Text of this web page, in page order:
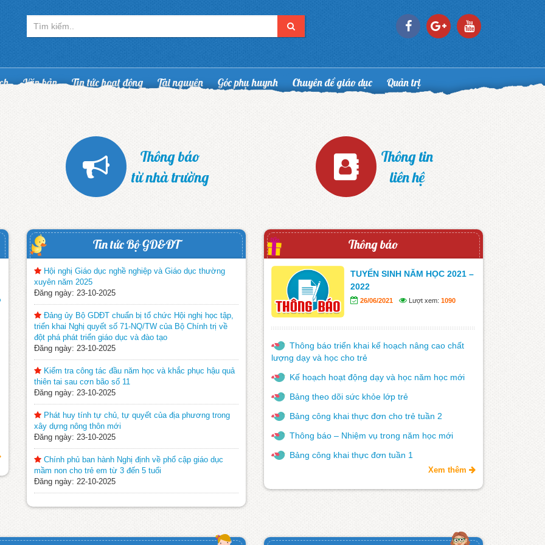
Văn bản Tin tức hoạt động Tài nguyên Góc phụ huynh Chuyên đề giáo dục Quản trị
Thông báo
từ nhà trường
Thông tin
liên hệ
Tin tức Bộ GD&ĐT
Hội nghị Giáo dục nghề nghiệp và Giáo dục thường
xuyên năm 2025
Đăng ngày: 23-10-2025
Đảng ủy Bộ GDĐT chuẩn bị tổ chức Hội nghị học tập,
triển khai Nghị quyết số 71-NQ/TW của Bộ Chính trị về
đột phá phát triển giáo dục và đào tạo
Đăng ngày: 23-10-2025
Kiểm tra công tác đầu năm học và khắc phục hậu quả
thiên tai sau cơn bão số 11
Đăng ngày: 23-10-2025
Phát huy tính tự chủ, tự quyết của địa phương trong
xây dựng nông thôn mới
Đăng ngày: 23-10-2025
Chính phủ ban hành Nghị định về phổ cập giáo dục
mầm non cho trẻ em từ 3 đến 5 tuổi
Đăng ngày: 22-10-2025
Thông báo
TUYỂN SINH NĂM HỌC 2021 –
2022
26/06/2021 Lượt xem: 1090
Thông báo triển khai kế hoạch nâng cao chất
lượng dạy và học cho trẻ
Kế hoạch hoạt động dạy và học năm học mới
Bảng theo dõi sức khỏe lớp trẻ
Bảng công khai thực đơn cho trẻ tuần 2
Thông báo – Nhiệm vụ trong năm học mới
Bảng công khai thực đơn tuần 1
Xem thêm